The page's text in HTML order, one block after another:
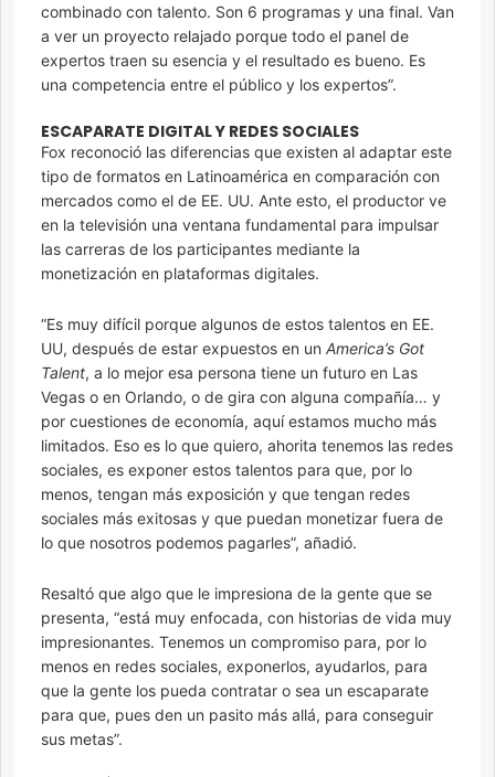
combinado con talento. Son 6 programas y una final. Van
a ver un proyecto relajado porque todo el panel de
expertos traen su esencia y el resultado es bueno. Es
una competencia entre el público y los expertos”.
ESCAPARATE DIGITAL Y REDES SOCIALES
Fox reconoció las diferencias que existen al adaptar este
tipo de formatos en Latinoamérica en comparación con
mercados como el de EE. UU. Ante esto, el productor ve
en la televisión una ventana fundamental para impulsar
las carreras de los participantes mediante la
monetización en plataformas digitales.
“Es muy difícil porque algunos de estos talentos en EE.
UU, después de estar expuestos en un America’s Got
Talent, a lo mejor esa persona tiene un futuro en Las
Vegas o en Orlando, o de gira con alguna compañía… y
por cuestiones de economía, aquí estamos mucho más
limitados. Eso es lo que quiero, ahorita tenemos las redes
sociales, es exponer estos talentos para que, por lo
menos, tengan más exposición y que tengan redes
sociales más exitosas y que puedan monetizar fuera de
lo que nosotros podemos pagarles”, añadió.
Resaltó que algo que le impresiona de la gente que se
presenta, “está muy enfocada, con historias de vida muy
impresionantes. Tenemos un compromiso para, por lo
menos en redes sociales, exponerlos, ayudarlos, para
que la gente los pueda contratar o sea un escaparate
para que, pues den un pasito más allá, para conseguir
sus metas”.